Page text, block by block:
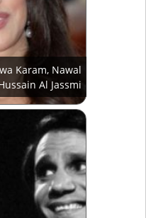
Karam, Nawal
Al Jassmi